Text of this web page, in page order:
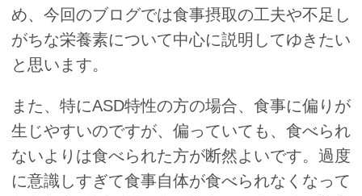
め、今回のブログでは食事摂取の工夫や不足し
がちな栄養素について中心に説明してゆきたい
と思います。
また、特にASD特性の方の場合、食事に偏りが
生じやすいのですが、偏っていても、食べられ
ないよりは食べられた方が断然よいです。過度
に意識しすぎて食事自体が食べられなくなって